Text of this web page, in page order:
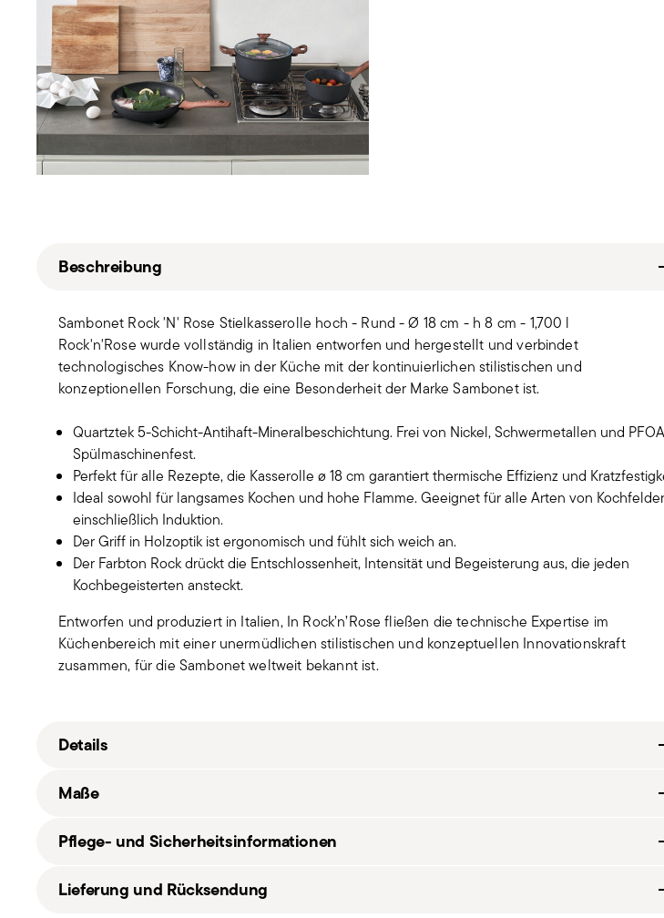
Beschreibung
Sambonet Rock 'N' Rose Stielkasserolle hoch - Rund - Ø 18 cm - h 8 cm - 1,700 l
Rock'n'Rose wurde vollständig in Italien entworfen und hergestellt und verbindet
technologisches Know-how in der Küche mit der kontinuierlichen stilistischen und
konzeptionellen Forschung, die eine Besonderheit der Marke Sambonet ist.
Quartztek 5-Schicht-Antihaft-Mineralbeschichtung. Frei von Nickel, Schwermetallen und
Spülmaschinenfest.
Perfekt für alle Rezepte, die Kasserolle ø 18 cm garantiert thermische Effizienz und
Ideal sowohl für langsames Kochen und hohe Flamme. Geeignet für alle Arten von
einschließlich Induktion.
Der Griff in Holzoptik ist ergonomisch und fühlt sich weich an.
Der Farbton Rock drückt die Entschlossenheit, Intensität und Begeisterung aus, die jeden
Kochbegeisterten ansteckt.
Entworfen und produziert in Italien, In Rock’n’Rose fließen die technische Expertise im
Küchenbereich mit einer unermüdlichen stilistischen und konzeptuellen Innovationskraft
zusammen, für die Sambonet weltweit bekannt ist.
Details
Schwarz
8014808181917
Maße
8,00 cm
Pflege- und Sicherheitsinformationen
Lieferung und Rücksendung